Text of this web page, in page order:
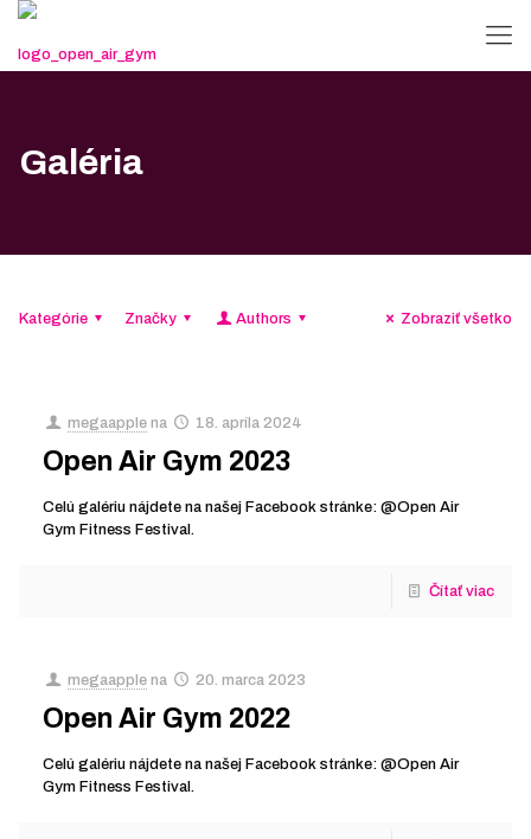
Galéria
Kategórie Značky Authors Zobraziť všetko
megaapple na 18. apríla 2024
Open Air Gym 2023
Celú galériu nájdete na našej Facebook stránke: @Open Air
Gym Fitness Festival.
Čítať viac
megaapple na 20. marca 2023
Open Air Gym 2022
Celú galériu nájdete na našej Facebook stránke: @Open Air
Gym Fitness Festival.